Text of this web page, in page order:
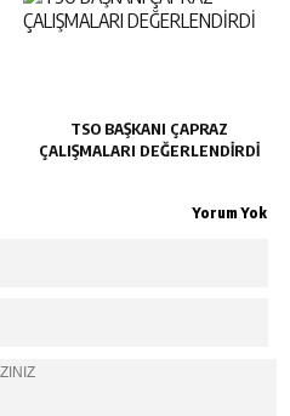
TSO BAŞKANI ÇAPRAZ
ÇALIŞMALARI DEĞERLENDİRDİ
Yorum Yok